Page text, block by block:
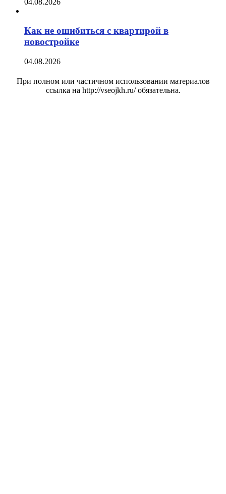
04.08.2026
Как не ошибиться с квартирой в
новостройке
04.08.2026
При полном или частичном использовании материалов
ссылка на http://vseojkh.ru/ обязательна.